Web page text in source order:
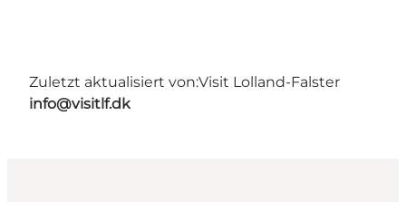
Zuletzt aktualisiert von:Visit Lolland-Falster
info@visitlf.dk